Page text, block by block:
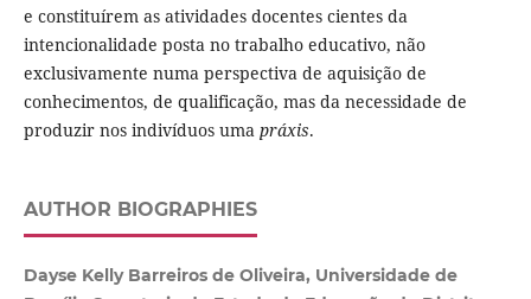
e constituírem as atividades docentes cientes da
intencionalidade posta no trabalho educativo, não
exclusivamente numa perspectiva de aquisição de
conhecimentos, de qualificação, mas da necessidade de
produzir nos indivíduos uma práxis.
AUTHOR BIOGRAPHIES
Dayse Kelly Barreiros de Oliveira, Universidade de